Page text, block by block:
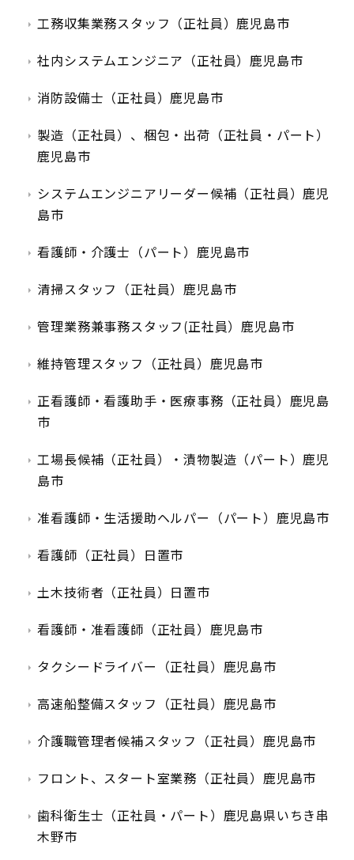
工務収集業務スタッフ（正社員）鹿児島市
社内システムエンジニア（正社員）鹿児島市
消防設備士（正社員）鹿児島市
製造（正社員）、梱包・出荷（正社員・パート）
鹿児島市
システムエンジニアリーダー候補（正社員）鹿児
島市
看護師・介護士（パート）鹿児島市
清掃スタッフ（正社員）鹿児島市
管理業務兼事務スタッフ(正社員）鹿児島市
維持管理スタッフ（正社員）鹿児島市
正看護師・看護助手・医療事務（正社員）鹿児島
市
工場長候補（正社員）・漬物製造（パート）鹿児
島市
准看護師・生活援助ヘルパー（パート）鹿児島市
看護師（正社員）日置市
土木技術者（正社員）日置市
看護師・准看護師（正社員）鹿児島市
タクシードライバー（正社員）鹿児島市
高速船整備スタッフ（正社員）鹿児島市
介護職管理者候補スタッフ（正社員）鹿児島市
フロント、スタート室業務（正社員）鹿児島市
歯科衛生士（正社員・パート）鹿児島県いちき串
木野市